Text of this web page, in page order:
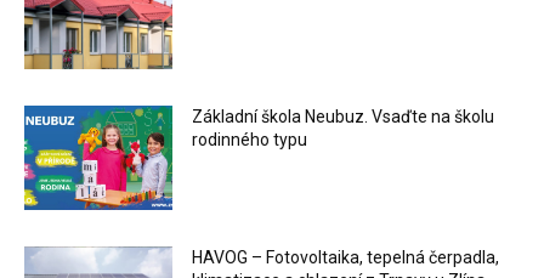
Základní škola Neubuz. Vsaďte na školu
rodinného typu
HAVOG – Fotovoltaika, tepelná čerpadla,